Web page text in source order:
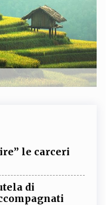
PUBBLICITÀ CONTATTI
le carceri
di